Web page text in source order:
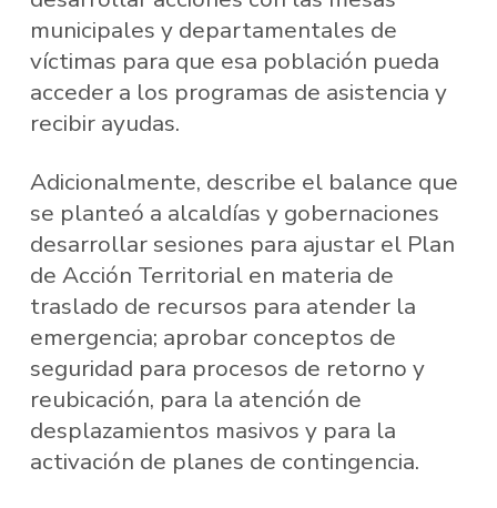
municipales y departamentales de
víctimas para que esa población pueda
acceder a los programas de asistencia y
recibir ayudas.
Adicionalmente, describe el balance que
se planteó a alcaldías y gobernaciones
desarrollar sesiones para ajustar el Plan
de Acción Territorial en materia de
traslado de recursos para atender la
emergencia; aprobar conceptos de
seguridad para procesos de retorno y
reubicación, para la atención de
desplazamientos masivos y para la
activación de planes de contingencia.